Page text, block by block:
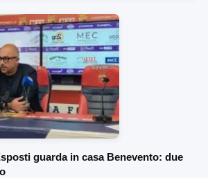
guarda in casa Benevento: due